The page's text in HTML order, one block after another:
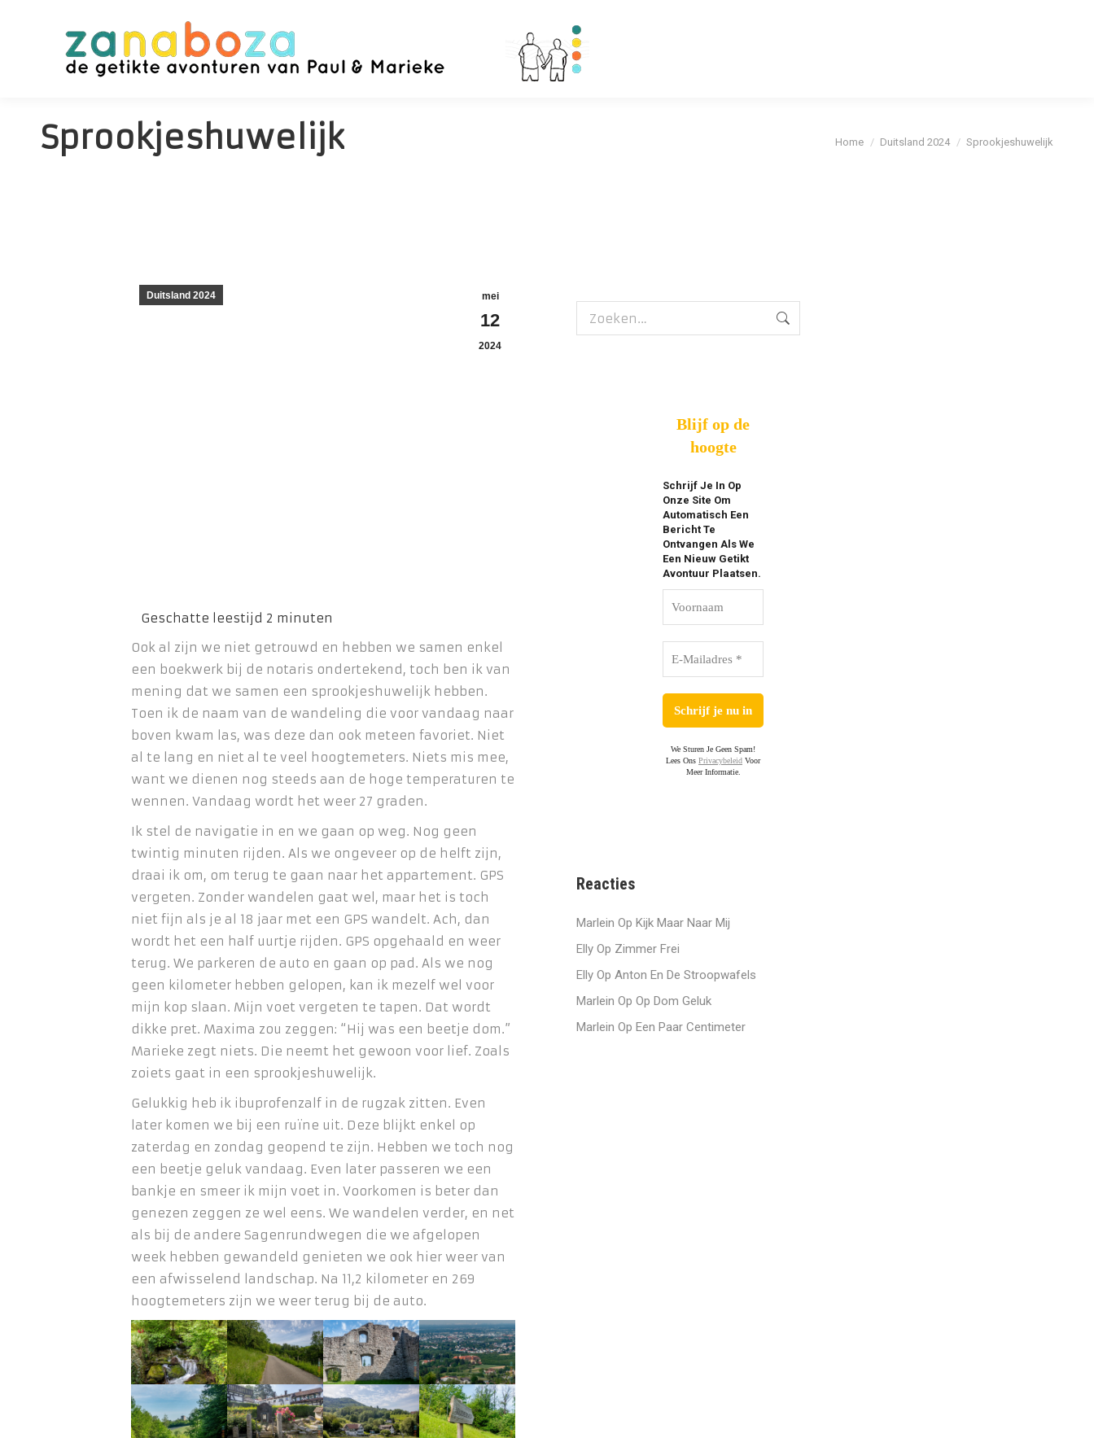
Sprookjeshuwelijk Je bent hier:
Home Duitsland 2024 Sprookjeshuwelijk
mei
12
2024
Duitsland 2024
Ook al zijn we niet getrouwd en hebben we samen enkel
een boekwerk bij de notaris ondertekend, toch ben ik van
mening dat we samen een sprookjeshuwelijk hebben.
Toen ik de naam van de wandeling die voor vandaag naar
boven kwam las, was deze dan ook meteen favoriet. Niet
al te lang en niet al te veel hoogtemeters. Niets mis mee,
want we dienen nog steeds aan de hoge temperaturen te
wennen. Vandaag wordt het weer 27 graden.
Ik stel de navigatie in en we gaan op weg. Nog geen
twintig minuten rijden. Als we ongeveer op de helft zijn,
draai ik om, om terug te gaan naar het appartement. GPS
vergeten. Zonder wandelen gaat wel, maar het is toch
niet fijn als je al 18 jaar met een GPS wandelt. Ach, dan
wordt het een half uurtje rijden. GPS opgehaald en weer
terug. We parkeren de auto en gaan op pad. Als we nog
geen kilometer hebben gelopen, kan ik mezelf wel voor
mijn kop slaan. Mijn voet vergeten te tapen. Dat wordt
dikke pret. Maxima zou zeggen: “Hij was een beetje dom.”
Marieke zegt niets. Die neemt het gewoon voor lief. Zoals
zoiets gaat in een sprookjeshuwelijk.
Gelukkig heb ik ibuprofenzalf in de rugzak zitten. Even
later komen we bij een ruïne uit. Deze blijkt enkel op
zaterdag en zondag geopend te zijn. Hebben we toch nog
een beetje geluk vandaag. Even later passeren we een
bankje en smeer ik mijn voet in. Voorkomen is beter dan
genezen zeggen ze wel eens. We wandelen verder, en net
als bij de andere Sagenrundwegen die we afgelopen
week hebben gewandeld genieten we ook hier weer van
een afwisselend landschap. Na 11,2 kilometer en 269
hoogtemeters zijn we weer terug bij de auto.
Zoeken:
Blijf op de
hoogte
Schrijf Je In Op
Onze Site Om
Automatisch Een
Bericht Te
Ontvangen Als We
Een Nieuw Getikt
Avontuur Plaatsen.
We Sturen Je Geen Spam!
Lees OnsPrivacybeleid Voor
Meer Informatie.
Reacties
Marlein Op Kijk Maar Naar Mij
Elly Op Zimmer Frei
Elly Op Anton En De Stroopwafels
Marlein Op Op Dom Geluk
Marlein Op Een Paar Centimeter